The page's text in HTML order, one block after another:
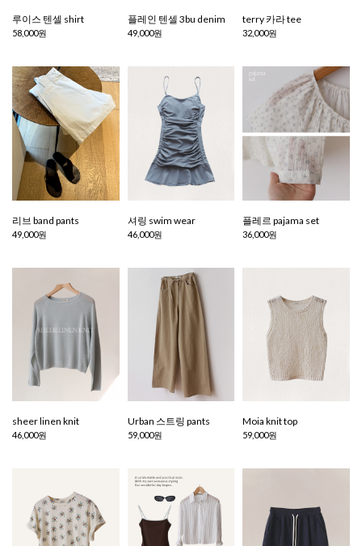
루이스 텐셀 shirt
58,000원
플레인 텐셀 3bu denim
49,000원
terry 카라 tee
32,000원
리브 band pants
49,000원
셔링 swim wear
46,000원
플레르 pajama set
36,000원
sheer linen knit
46,000원
Urban 스트링 pants
59,000원
Moia knit top
59,000원